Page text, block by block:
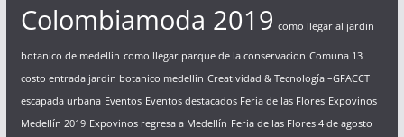
Colombiamoda 2019 como llegar al jardin
botanico de medellin como llegar parque de la conservacion Comuna 13
costo entrada jardin botanico medellin Creatividad & Tecnología –GFACCT
escapada urbana Eventos Eventos destacados Feria de las Flores Expovinos
Medellín 2019 Expovinos regresa a Medellín Feria de las Flores 4 de agosto